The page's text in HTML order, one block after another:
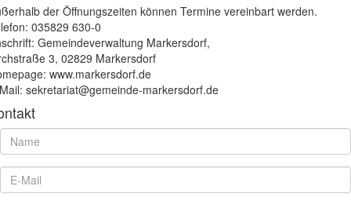
der Öffnungszeiten können Termine vereinbart werden.
035829 630-0
Gemeindeverwaltung Markersdorf,
3, 02829 Markersdorf
www.markersdorf.de
sekretariat@gemeinde-markersdorf.de